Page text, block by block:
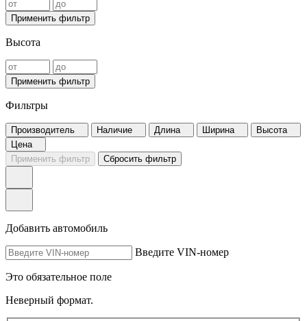
Применить фильтр
Высота
Применить фильтр
Фильтры
Производитель Наличие Длина Ширина
Высота
Цена
Применить фильтр
Сбросить фильтр
Добавить автомобиль
Введите VIN-номер
Это обязательное поле
Неверный формат.